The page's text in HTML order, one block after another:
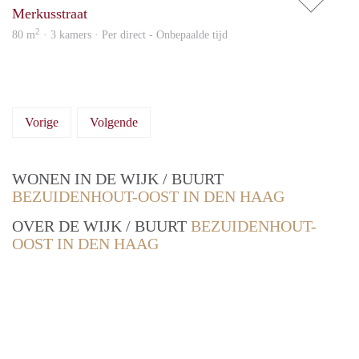
Merkusstraat
80 m2 · 3 kamers · Per direct - Onbepaalde tijd
Vorige Volgende
WONEN IN DE WIJK / BUURT
BEZUIDENHOUT-OOST IN DEN HAAG
OVER DE WIJK / BUURT BEZUIDENHOUT-
OOST IN DEN HAAG